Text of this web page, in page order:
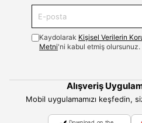
Kaydolarak Kişisel Verilerin
Metni'ni kabul etmiş olursunuz.
Alışveriş
Mobil uygulamamızı keşfedin,